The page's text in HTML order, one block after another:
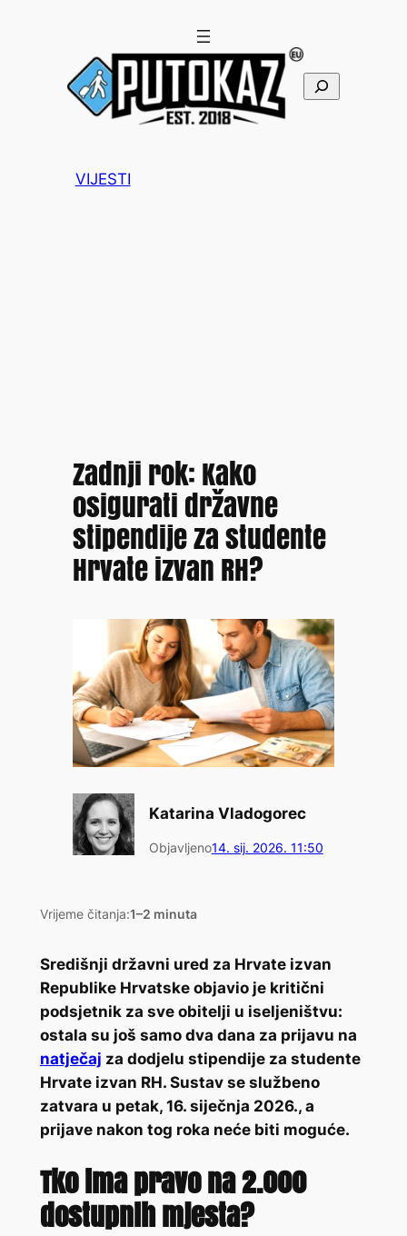
Pretraga
VIJESTI
Zadnji rok: Kako
osigurati državne
stipendije za studente
Hrvate izvan RH?
Katarina Vladogorec
Objavljeno14. sij. 2026. 11:50
Vrijeme čitanja:1–2 minuta
Središnji državni ured za Hrvate izvan
Republike Hrvatske objavio je kritični
podsjetnik za sve obitelji u iseljeništvu:
ostala su još samo dva dana za prijavu na
natječaj za dodjelu stipendije za studente
Hrvate izvan RH. Sustav se službeno
zatvara u petak, 16. siječnja 2026., a
prijave nakon tog roka neće biti moguće.
Tko ima pravo na 2.000
dostupnih mjesta?